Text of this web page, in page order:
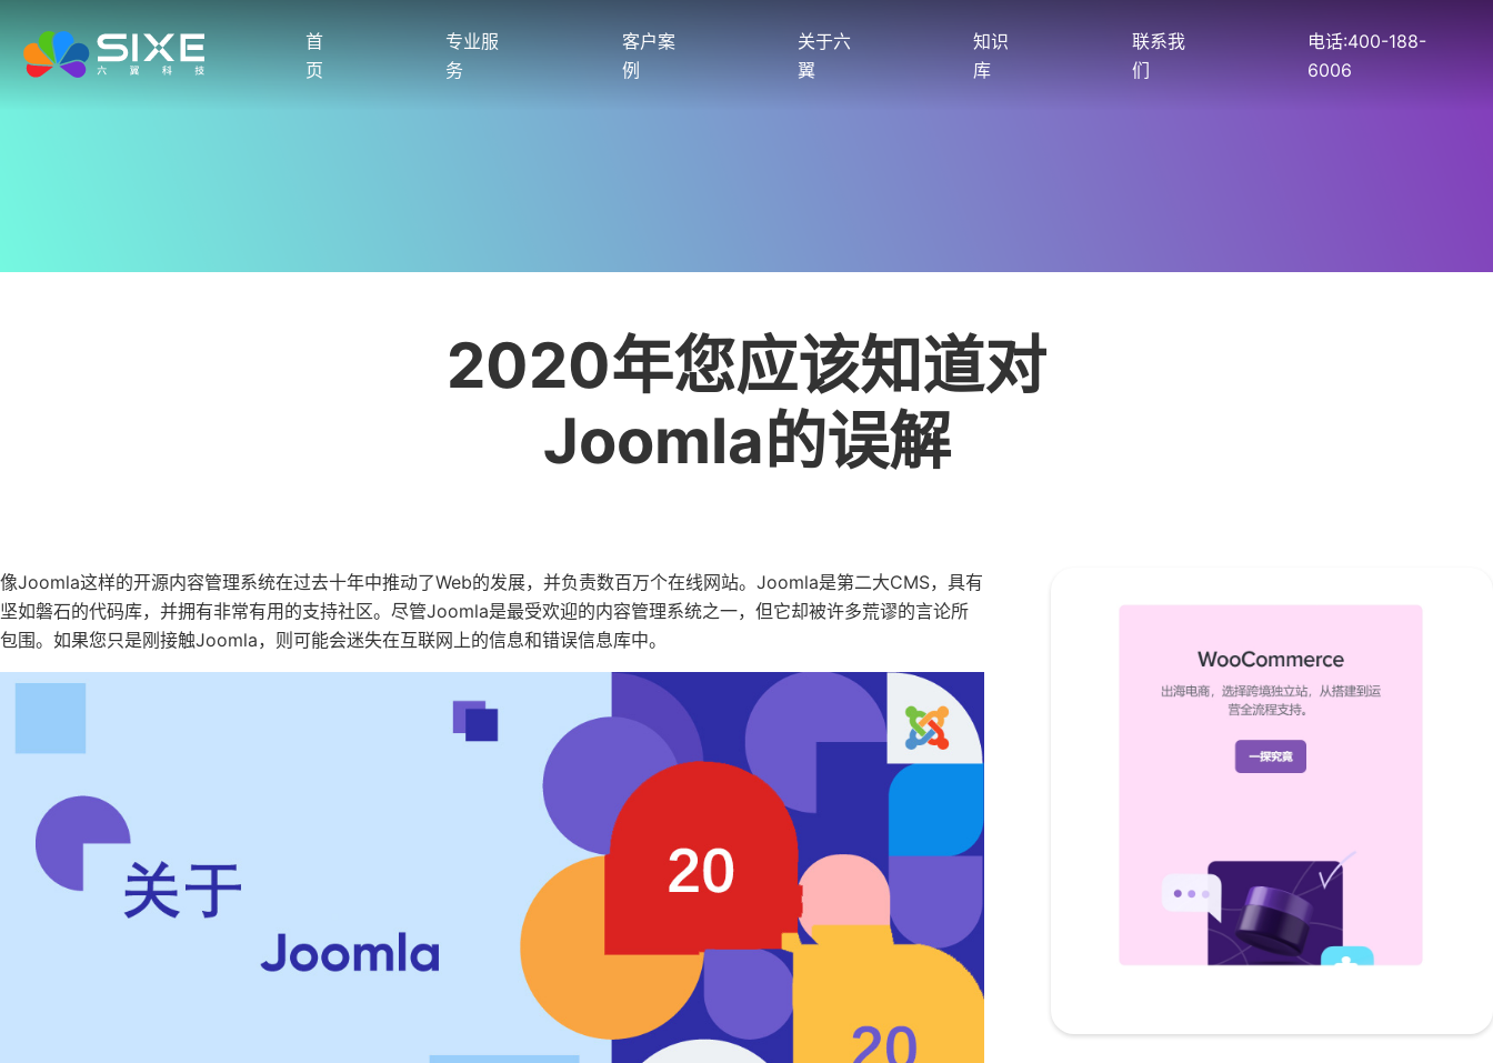
首
页
专业服
务
客户案
例
关于六
翼
知识
库
联系我
们
电话:400-188-
6006
2020年您应该知道对
Joomla的误解
像Joomla这样的开源内容管理系统在过去十年中推动了Web的发展，并负责数百万个在线网站。Joomla是第二大CMS，具有
坚如磐石的代码库，并拥有非常有用的支持社区。尽管Joomla是最受欢迎的内容管理系统之一，但它却被许多荒谬的言论所
包围。如果您只是刚接触Joomla，则可能会迷失在互联网上的信息和错误信息库中。